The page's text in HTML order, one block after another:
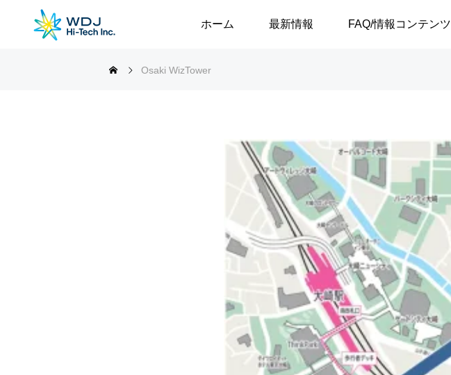
ホーム 最新情報 FAQ/情報コンテンツ
Osaki WizTower